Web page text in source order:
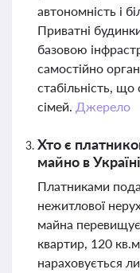
автономність і
Приватні
базовою
самостійно
стабільність,
сімей. Джерело
Хто є
майно в
Платниками
нежитлової
майна перевищує
квартир, 120
нараховується